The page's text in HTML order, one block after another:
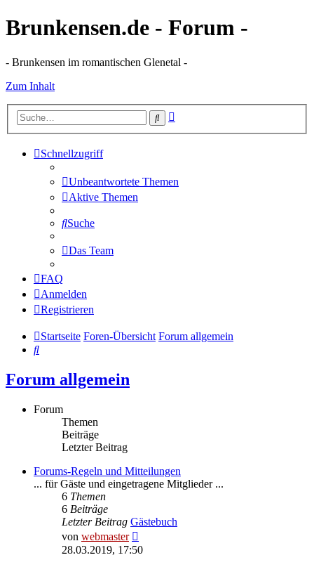
Brunkensen.de - Forum -
- Brunkensen im romantischen Glenetal -
Zum Inhalt
Suche
Schnellzugriff
Unbeantwortete Themen
Aktive Themen
Suche
Das Team
FAQ
Anmelden
Registrieren
Startseite Foren-Übersicht Forum allgemein
Suche
Forum allgemein
Forum
Themen
Beiträge
Letzter Beitrag
Forums-Regeln und Mitteilungen
... für Gäste und eingetragene Mitglieder ...
6 Themen
6 Beiträge
Letzter Beitrag Gästebuch
von webmaster
Beitrag
28.03.2019, 17:50